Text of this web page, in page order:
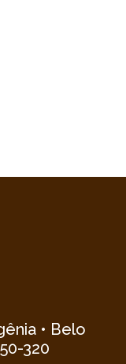
• Belo
320